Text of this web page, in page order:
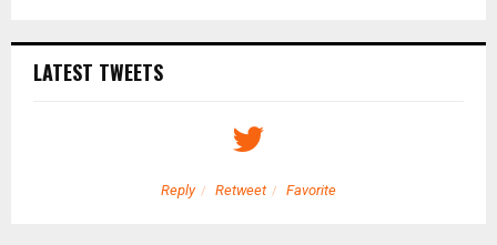
LATEST TWEETS
Reply Retweet Favorite